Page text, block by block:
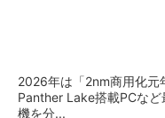
2026年は「2nm商用化元
Panther Lake搭載PCなど
機を分...